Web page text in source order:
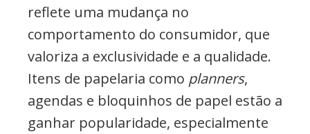
reflete uma mudança no
comportamento do consumidor, que
valoriza a exclusividade e a qualidade.
Itens de papelaria como planners,
agendas e bloquinhos de papel estão a
ganhar popularidade, especialmente